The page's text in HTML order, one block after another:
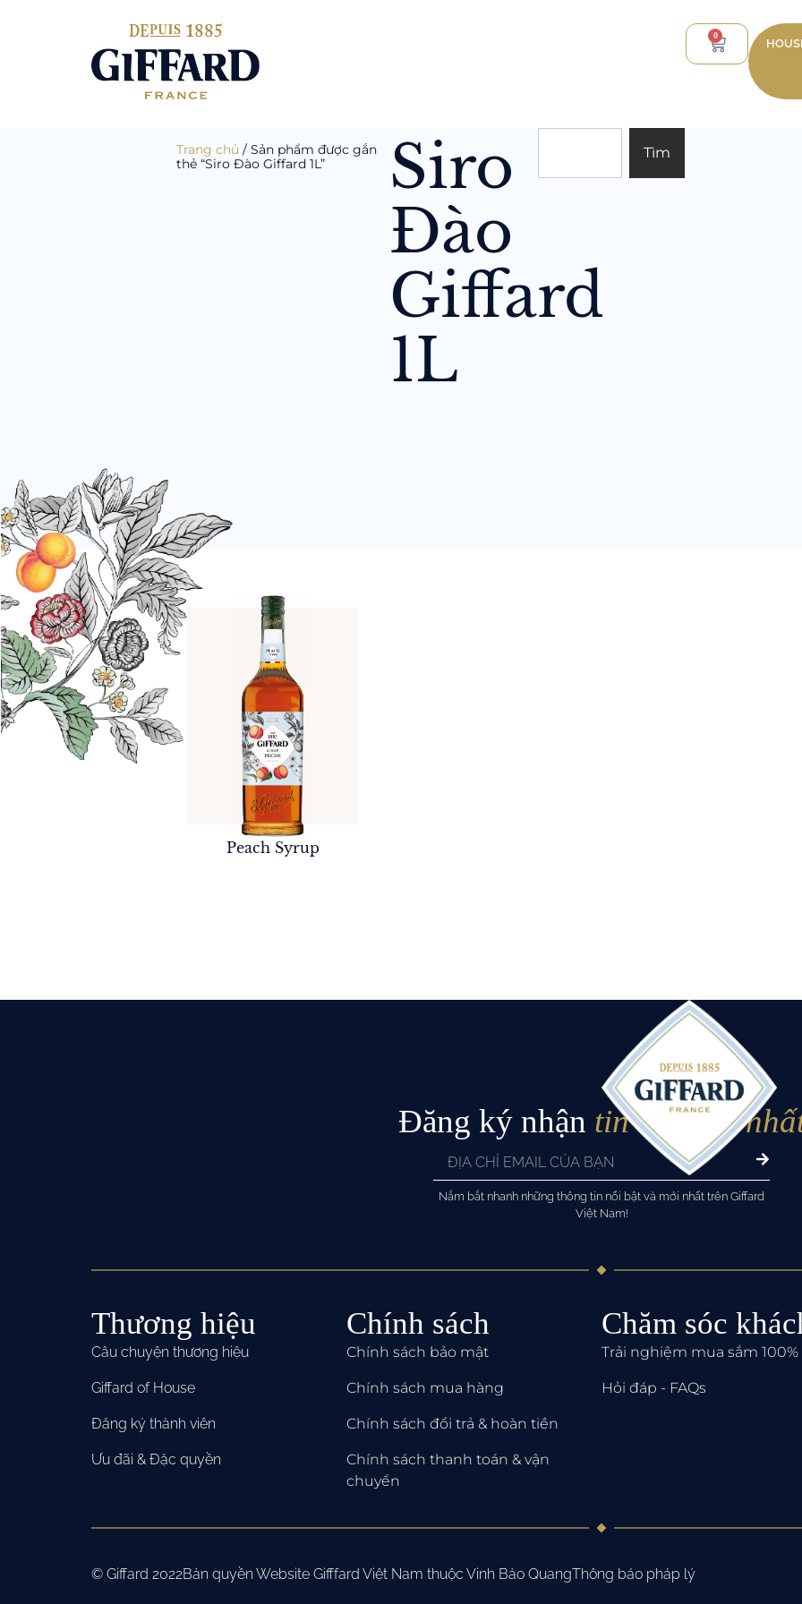
0
Trang chủ / Sản phẩm được gắn
thẻ “Siro Đào Giffard 1L”
Siro
Đào
Giffard
1L
Tìm
Peach Syrup
Đăng ký nhận tin tức mới
Nắm bắt nhanh những thông tin nổi bật và mới nhất trên Giffard
Việt Nam!
Thương hiệu
Câu chuyện thương hiệu
Giffard of House
Đăng ký thành viên
Ưu đãi & Đặc quyền
Chính sách
Chính sách bảo mật
Chính sách mua hàng
Chính sách đổi trả & hoàn tiền
Chính sách thanh toán & vận
chuyển
Chăm sóc
Trải nghiệm mua sắm
Hỏi đáp - FAQs
© Giffard 2022Bản quyền Website Gifffard Việt Nam thuộc Vinh Bảo QuangThông báo pháp lý